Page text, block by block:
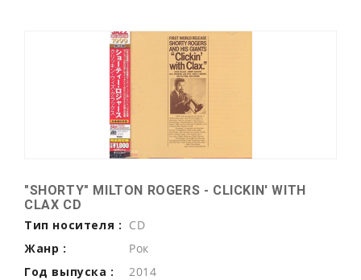
"SHORTY" MILTON ROGERS - CLICKIN' WITH
CLAX CD
Тип носителя : CD
Жанр :
Рок
Год выпуска :
2014